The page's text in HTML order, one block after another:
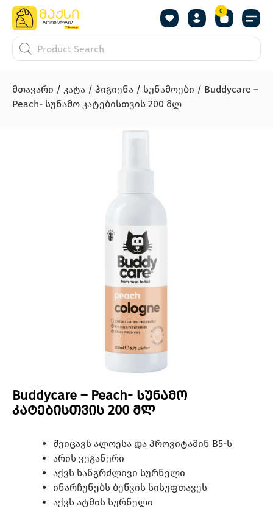
0
მთავარი / კატა / ჰიგიენა / სუნამოები / Buddycare –
Peach- სუნამო კატებისთვის 200 მლ
Buddycare – Peach- სუნამო
კატებისთვის 200 მლ
შეიცავს ალოესა და პროვიტამინ B5-ს
არის ვეგანური
აქვს ხანგრძლივი სურნელი
ინარჩუნებს ბეწვის სისუფთავეს
აქვს ატმის სურნელი